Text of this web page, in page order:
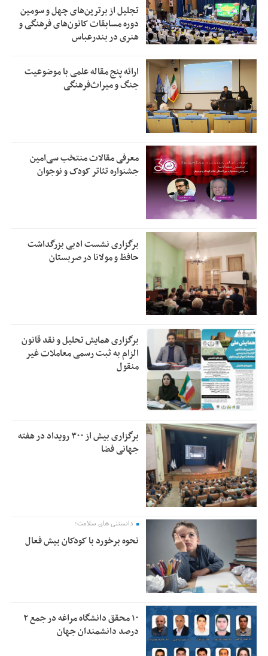
تجلیل از بر‌ترین‌های چهل و سومین
دوره مسابقات کانون‌های فرهنگی و
هنری در بندرعباس
ارائه پنج مقاله علمی با موضوعیت
جنگ و میراث‌فرهنگی
معرفی مقالات منتخب سی‌امین
جشنواره تئاتر کودک و نوجوان
برگزاری نشست ادبی بزرگداشت
حافظ و مولانا در صربستان
برگزاری همایش تحلیل و نقد قانون
الزام به ثبت رسمی معاملات غیر
منقول
برگزاری بیش از ۳۰۰ رویداد در هفته
جهانی فضا
دانستنی های سلامت؛
نحوه برخورد با کودکان بیش فعال
۱۰ محقق دانشگاه مراغه در جمع ۲
درصد دانشمندان جهان